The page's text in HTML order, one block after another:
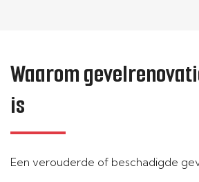
Waarom
is
Een verouderde of beschadigde